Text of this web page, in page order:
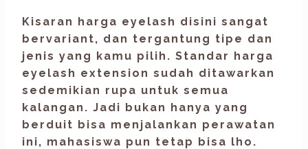
Kisaran harga eyelash disini sangat
bervariant, dan tergantung tipe dan
jenis yang kamu pilih. Standar harga
eyelash extension sudah ditawarkan
sedemikian rupa untuk semua
kalangan. Jadi bukan hanya yang
berduit bisa menjalankan perawatan
ini, mahasiswa pun tetap bisa lho.